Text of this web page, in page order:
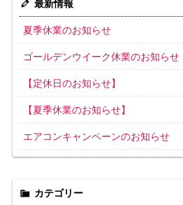
最新情報
夏季休業のお知らせ
ゴールデンウイーク休業のお知らせ
【定休日のお知らせ】
【夏季休業のお知らせ】
エアコンキャンペーンのお知らせ
カテゴリー